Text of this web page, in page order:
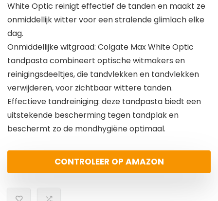
White Optic reinigt effectief de tanden en maakt ze
onmiddellijk witter voor een stralende glimlach elke
dag.
Onmiddellijke witgraad: Colgate Max White Optic
tandpasta combineert optische witmakers en
reinigingsdeeltjes, die tandvlekken en tandvlekken
verwijderen, voor zichtbaar wittere tanden.
Effectieve tandreiniging: deze tandpasta biedt een
uitstekende bescherming tegen tandplak en
beschermt zo de mondhygiëne optimaal.
CONTROLEER OP AMAZON